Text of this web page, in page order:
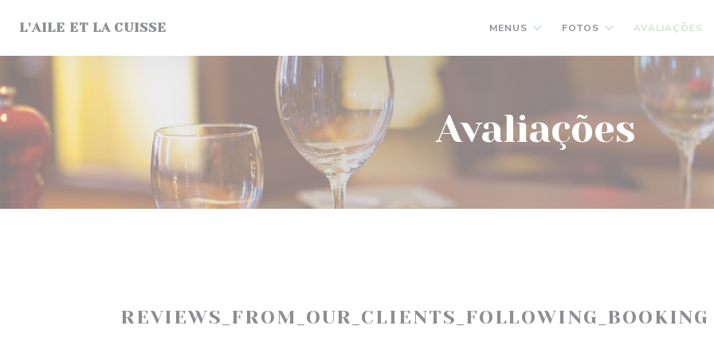
L'AILE ET LA CUISSE MENUS FOTOS AVALIAÇÕES
Avaliações
REVIEWS_FROM_OUR_CLIENTS_FOLLOWING_BOOKING